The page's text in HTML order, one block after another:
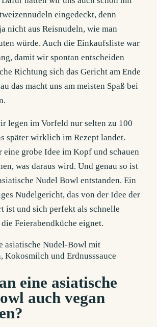
eingedeckt, denn
nicht aus Reisnudeln, wie man
würde. Auch die Einkaufsliste war
damit wir spontan entscheiden
Richtung sich das Gericht am Ende
das macht uns am meisten Spaß bei
legen im Vorfeld nur selten zu 100
später wirklich im Rezept landet.
eine grobe Idee im Kopf und schauen
was daraus wird. Und genau so ist
Nudel Bowl entstanden. Ein
Nudelgericht, das von der Idee der
ist und sich perfekt als schnelle
Feierabendküche eignet.
eine asiatische
auch vegan